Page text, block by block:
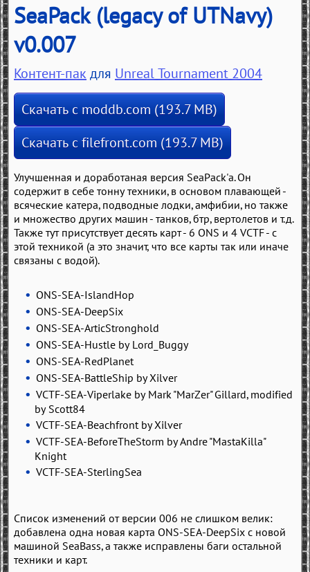
SeaPack (legacy of UTNavy)
v0.007
Контент-пак для Unreal Tournament 2004
Скачать с moddb.com (193.7 MB)
Скачать с filefront.com (193.7 MB)
Улучшенная и доработаная версия SeaPack'a. Он
содержит в себе тонну техники, в основом плавающей -
всяческие катера, подводные лодки, амфибии, но также
и множество других машин - танков, бтр, вертолетов и т.д.
Также тут присутствует десять карт - 6 ONS и 4 VCTF - с
этой техникой (а это значит, что все карты так или иначе
связаны с водой).
ONS-SEA-IslandHop
ONS-SEA-DeepSix
ONS-SEA-ArticStronghold
ONS-SEA-Hustle by Lord_Buggy
ONS-SEA-RedPlanet
ONS-SEA-BattleShip by Xilver
VCTF-SEA-Viperlake by Mark "MarZer" Gillard, modified
by Scott84
VCTF-SEA-Beachfront by Xilver
VCTF-SEA-BeforeTheStorm by Andre "MastaKilla"
Knight
VCTF-SEA-SterlingSea
Список изменений от версии 006 не слишком велик:
добавлена одна новая карта ONS-SEA-DeepSix с новой
машиной SeaBass, а также исправлены баги остальной
техники и карт.